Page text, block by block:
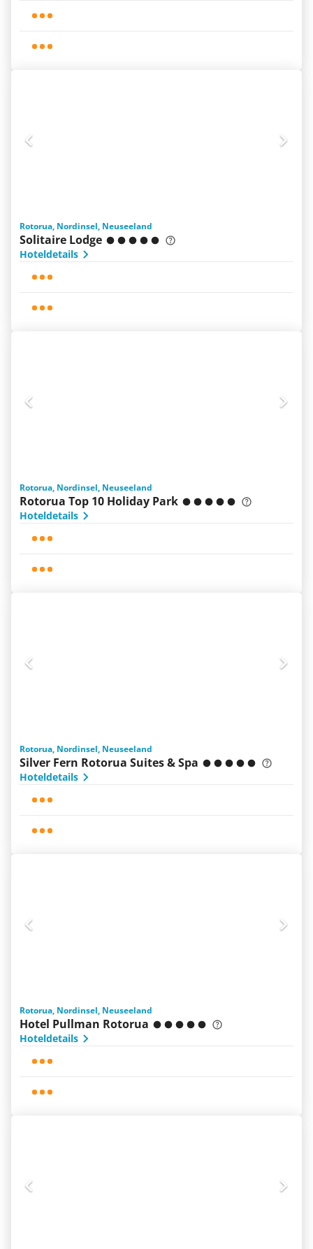
Rotorua, Nordinsel, Neuseeland
Solitaire Lodge
Hoteldetails
Rotorua, Nordinsel, Neuseeland
Rotorua Top 10 Holiday Park
Hoteldetails
Rotorua, Nordinsel, Neuseeland
Silver Fern Rotorua Suites & Spa
Hoteldetails
Rotorua, Nordinsel, Neuseeland
Hotel Pullman Rotorua
Hoteldetails